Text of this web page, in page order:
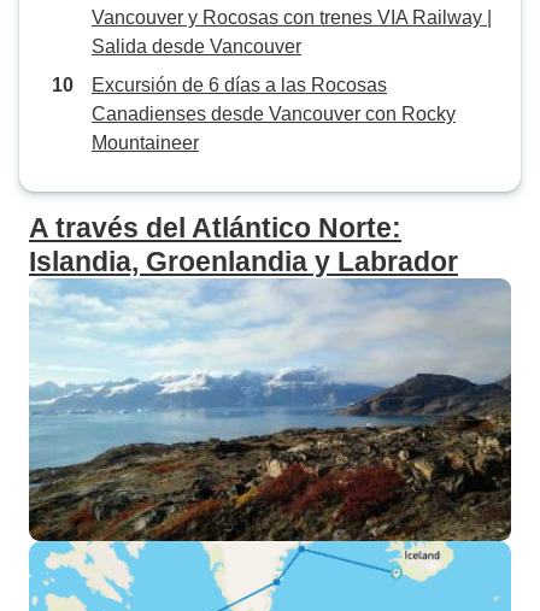
Vancouver y Rocosas con trenes VIA Railway |
Salida desde Vancouver
Excursión de 6 días a las Rocosas
Canadienses desde Vancouver con Rocky
Mountaineer
A través del Atlántico Norte:
Islandia, Groenlandia y Labrador